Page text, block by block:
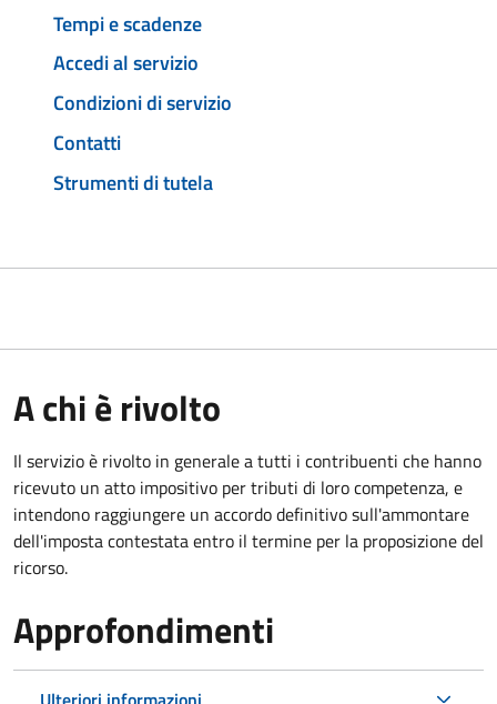
Tempi e scadenze
Accedi al servizio
Condizioni di servizio
Contatti
Strumenti di tutela
A chi è rivolto
Il servizioè rivolto in generale a tutti i contribuenti che hanno
ricevuto un atto impositivo per tributi di loro competenza, e
intendono raggiungere un accordo definitivo sull'ammontare
dell'imposta contestata entro il termine per la proposizione del
ricorso.
Approfondimenti